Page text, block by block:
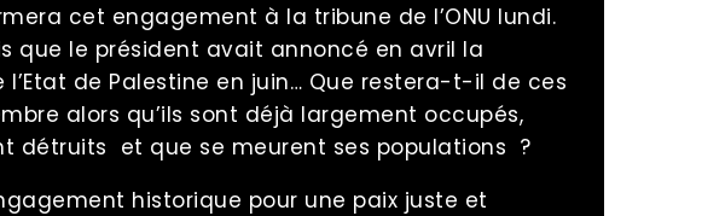
cet engagement à la tribune de l’ONU lundi.
que le président avait annoncé en avril la
de Palestine en juin… Que restera-t-il de ces
alors qu’ils sont déjà largement occupés,
détruits et que se meurent ses populations ?
historique pour une paix juste et